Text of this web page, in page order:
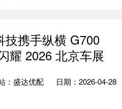
技携手纵横 G700
耀 2026 北京车展
：盛达优配
日期：2026-04-28